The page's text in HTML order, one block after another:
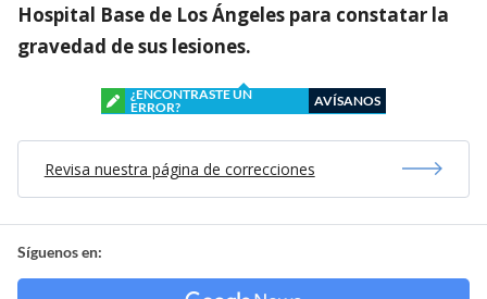
Hospital Base de Los Ángeles para constatar la
gravedad de sus lesiones.
¿ENCONTRASTE UN
ERROR?
AVÍSANOS
Revisa nuestra página de correcciones
Síguenos en: